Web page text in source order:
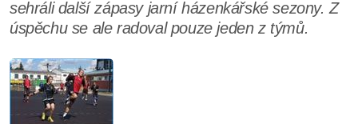
sehráli další zápasy jarní házenkářské sezony. Z
úspěchu se ale radoval pouze jeden z týmů.